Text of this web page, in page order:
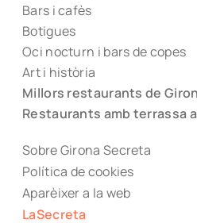
Bars i cafès
Botigues
Oci nocturn i bars de copes
Art i història
Millors restaurants de
Restaurants amb terrassa
Sobre Girona Secreta
Política de cookies
Aparèixer a la web
LaSecreta